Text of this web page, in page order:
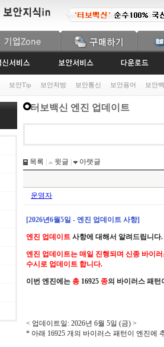
보안Tip 보안처방 보안통신 보안용어 보안
터보백신 엔진 업데이트
목록 윗글 아랫글
운영자
[2026년6월5일 - 엔진 업데이트 사항]
엔진 업데이트 사항에 대해서 알려드립니다.
엔진 업데이트는 매일 진행되며 신종 바이
수시로 업데이트 합니다.
이번 엔진에는 총 16925 종의 바이러스 패턴
< 업데이트일: 2026년 6월 5일 (금) >
* 아래 16925 개의 바이러스 패턴이 엔진에